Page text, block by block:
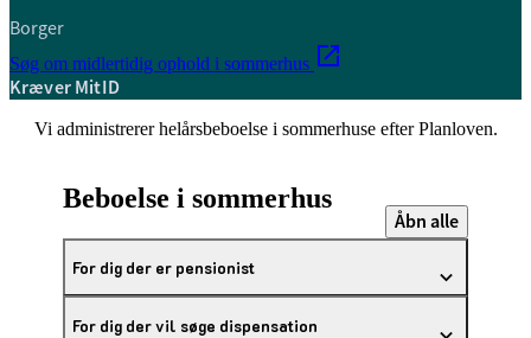
Borger
Søg om midlertidig ophold i sommerhus
Kræver MitID
Vi administrerer helårsbeboelse i sommerhuse efter Planloven.
Beboelse i sommerhus
Åbn alle
For dig der er pensionist
For dig der vil søge dispensation